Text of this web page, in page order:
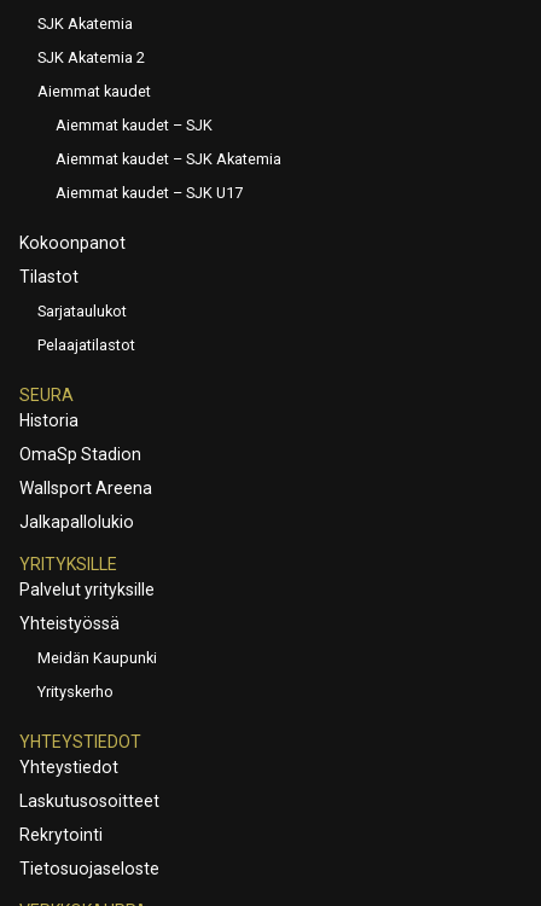
SJK Akatemia
SJK Akatemia 2
Aiemmat kaudet
Aiemmat kaudet – SJK
Aiemmat kaudet – SJK Akatemia
Aiemmat kaudet – SJK U17
Kokoonpanot
Tilastot
Sarjataulukot
Pelaajatilastot
SEURA
Historia
OmaSp Stadion
Wallsport Areena
Jalkapallolukio
YRITYKSILLE
Palvelut yrityksille
Yhteistyössä
Meidän Kaupunki
Yrityskerho
YHTEYSTIEDOT
Yhteystiedot
Laskutusosoitteet
Rekrytointi
Tietosuojaseloste